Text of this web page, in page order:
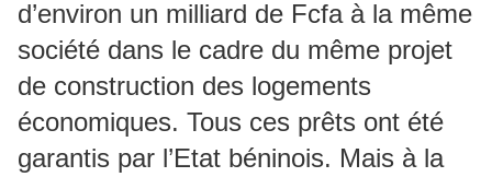
d’environ un milliard de Fcfa à la même
société dans le cadre du même projet
de construction des logements
économiques. Tous ces prêts ont été
garantis par l’Etat béninois. Mais à la